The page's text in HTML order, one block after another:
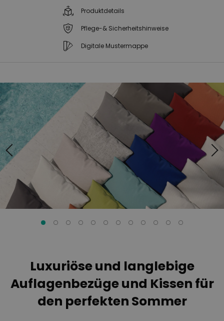
Produktdetails
Pflege-& Sicherheitshinweise
Digitale Mustermappe
Zum
Ende
der
Bildgalerie
springen
Zum
Anfang
der
Bildgalerie
springen
Luxuriöse und langlebige
Auflagenbezüge und Kissen für
den perfekten Sommer